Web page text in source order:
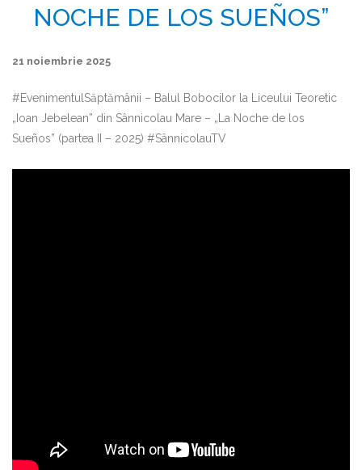
NOCHE DE LOS SUEÑOS”
21 noiembrie 2025
#EvenimentulSăptămânii – Balul Bobocilor la Liceului Teoretic
„Ioan Jebelean” din Sânnicolau Mare – „La Noche de los
Sueños” (partea II – 2025) #SânnicolauTV